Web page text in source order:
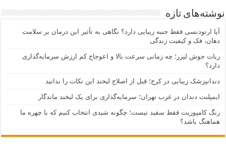
نوشته‌های تازه
آیا ارتودنسی فقط جنبه زیبایی دارد؟ نگاهی به تأثیر این درمان بر سلامت
دهان، فک و کیفیت زندگی
ربات جوش لیزر؛ چه زمانی سرعت بالا و اعوجاج کم ارزش سرمایه‌گذاری
دارد؟
دندانپزشک زیبایی در کرج؛ قبل از اصلاح لبخند این نکات را بدانید
ایمپلنت دندان در غرب تهران؛ سرمایه‌گذاری برای یک لبخند ماندگار
رنگ کامپوزیت فقط سفید نیست؛ چگونه شیدی انتخاب کنیم که با چهره ما
هماهنگ باشد؟